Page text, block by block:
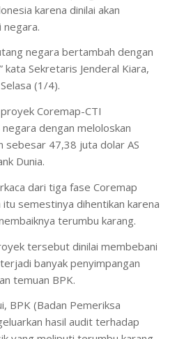
karena dinilai akan
negara.
negara bertambah dengan
kata Sekretaris Jenderal Kiara,
(1/4).
Coremap-CTI
dengan meloloskan
sebesar 47,38 juta dolar AS
Dunia.
dari tiga fase Coremap
semestinya dihentikan karena
terumbu karang.
tersebut dinilai membebani
banyak penyimpangan
temuan BPK.
BPK (Badan Pemeriksa
hasil audit terhadap